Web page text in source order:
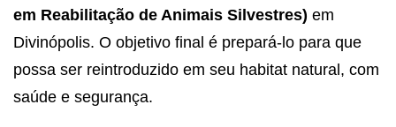
em Reabilitação de Animais Silvestres) em
Divinópolis. O objetivo final é prepará-lo para que
possa ser reintroduzido em seu habitat natural, com
saúde e segurança.